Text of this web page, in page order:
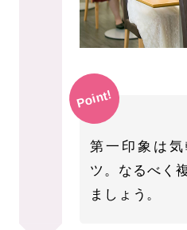
Point!
第一印象は
ツ。なるべく
ましょう。